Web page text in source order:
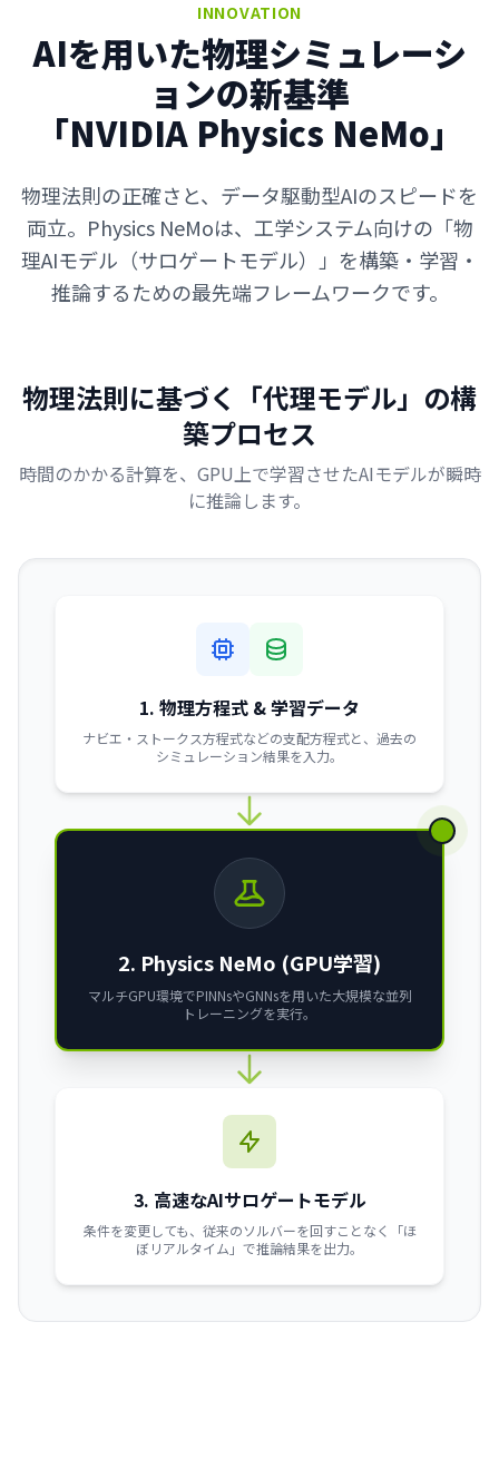
INNOVATION
AIを用いた物理シミュレーシ
ョンの新基準
「NVIDIA Physics NeMo」
物理法則の正確さと、データ駆動型AIのスピードを
両立。Physics NeMoは、工学システム向けの「物
理AIモデル（サロゲートモデル）」を構築・学習・
推論するための最先端フレームワークです。
物理法則に基づく「代理モデル」の構
築プロセス
時間のかかる計算を、GPU上で学習させたAIモデルが瞬時
に推論します。
1. 物理方程式 & 学習データ
ナビエ・ストークス方程式などの支配方程式と、過去の
シミュレーション結果を入力。
2. Physics NeMo (GPU学習)
マルチGPU環境でPINNsやGNNsを用いた大規模な並列
トレーニングを実行。
3. 高速なAIサロゲートモデル
条件を変更しても、従来のソルバーを回すことなく「ほ
ぼリアルタイム」で推論結果を出力。